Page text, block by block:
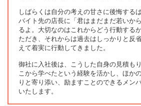
しばらくは自分の考えの甘さに後悔する
バイト先の店長に「君はまだまだ若いか
るよ。大切なのはこれからどう行動する
ただき、それからは過去はしっかりと反
えて着実に行動してきました。
御社に入社後は、こうした自身の見積も
こから学べたという経験を活かし、ほか
りと寄り添い、励ますことのできるメン
いたします。